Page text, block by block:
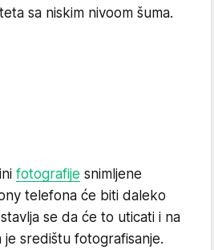
sa niskim nivoom šuma.
fotografije snimljene
telefona će biti daleko
se da će to uticati i na
središtu fotografisanje.